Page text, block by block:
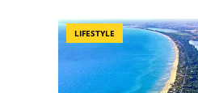
LIFESTYLE